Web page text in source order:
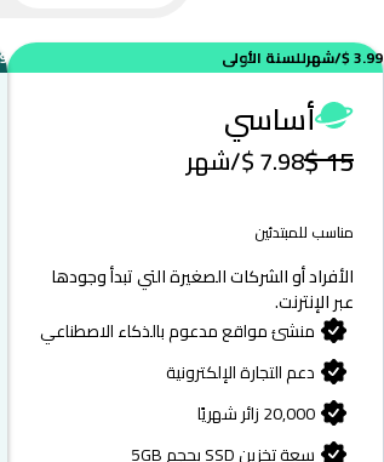
3.99 $ /شهرللسنة الأولى
أساسي
15 $
7.98 $ /شهر
مناسب للمبتدئين
الأفراد أو الشركات الصغيرة التي تبدأ وجودها
عبر الإنترنت.
منشئ مواقع مدعوم بالذكاء الاصطناعي
دعم التجارة الإلكترونية
20,000 زائر شهريًا
سعة تخزين SSD بحجم 5GB